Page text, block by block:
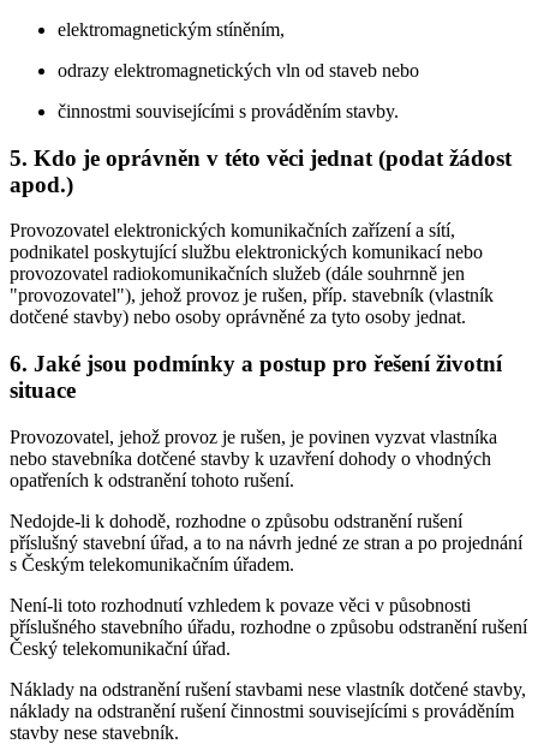
elektromagnetickým stíněním,
odrazy elektromagnetických vln od staveb nebo
činnostmi souvisejícími s prováděním stavby.
5. Kdo je oprávněn v této věci jednat (podat žádost
apod.)
Provozovatel elektronických komunikačních zařízení a sítí,
podnikatel poskytující službu elektronických komunikací nebo
provozovatel radiokomunikačních služeb (dále souhrnně jen
"provozovatel"), jehož provoz je rušen, příp. stavebník (vlastník
dotčené stavby) nebo osoby oprávněné za tyto osoby jednat.
6. Jaké jsou podmínky a postup pro řešení životní
situace
Provozovatel, jehož provoz je rušen, je povinen vyzvat vlastníka
nebo stavebníka dotčené stavby k uzavření dohody o vhodných
opatřeních k odstranění tohoto rušení.
Nedojde-li k dohodě, rozhodne o způsobu odstranění rušení
příslušný stavební úřad, a to na návrh jedné ze stran a po projednání
s Českým telekomunikačním úřadem.
Není-li toto rozhodnutí vzhledem k povaze věci v působnosti
příslušného stavebního úřadu, rozhodne o způsobu odstranění rušení
Český telekomunikační úřad.
Náklady na odstranění rušení stavbami nese vlastník dotčené stavby,
náklady na odstranění rušení činnostmi souvisejícími s prováděním
stavby nese stavebník.